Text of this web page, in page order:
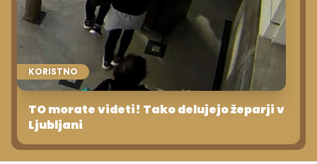
KORISTNO
TO morate videti! Tako delujejo žeparji v
Ljubljani